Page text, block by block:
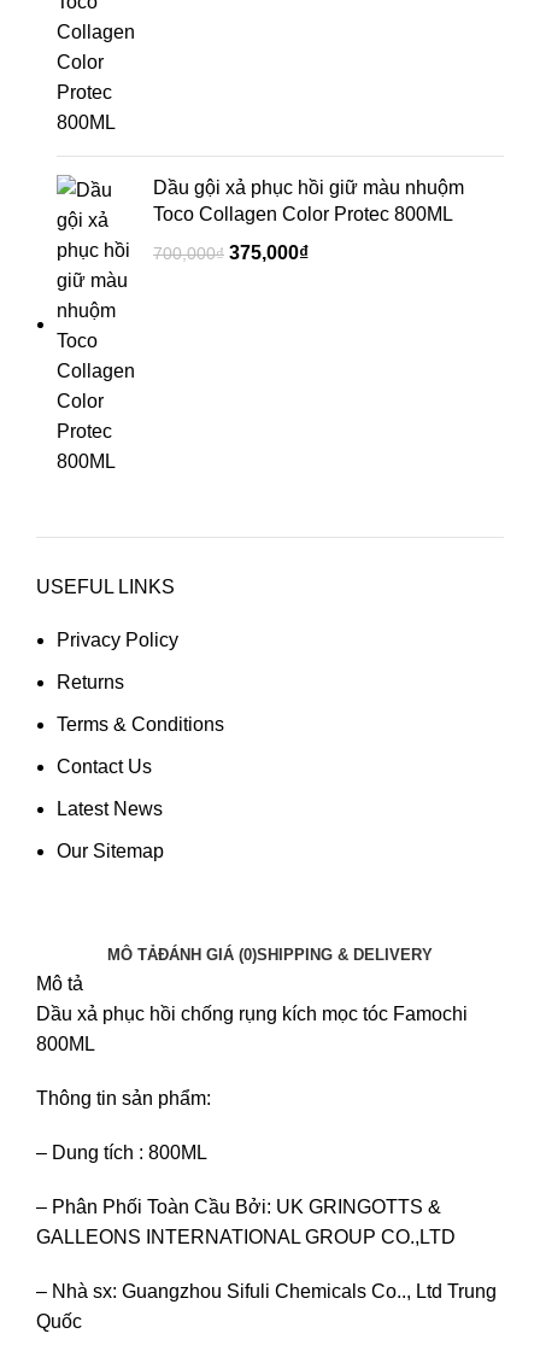
Dầu gội xả phục hồi giữ màu nhuộm
Toco Collagen Color Protec 800ML
700,000₫ 375,000₫
USEFUL LINKS
Privacy Policy
Returns
Terms & Conditions
Contact Us
Latest News
Our Sitemap
MÔ TẢĐÁNH GIÁ (0)SHIPPING & DELIVERY
Mô tả
Dầu xả phục hồi chống rụng kích mọc tóc Famochi
800ML
Thông tin sản phẩm:
– Dung tích : 800ML
– Phân Phối Toàn Cầu Bởi: UK GRINGOTTS &
GALLEONS INTERNATIONAL GROUP CO.,LTD
– Nhà sx: Guangzhou Sifuli Chemicals Co.., Ltd Trung
Quốc